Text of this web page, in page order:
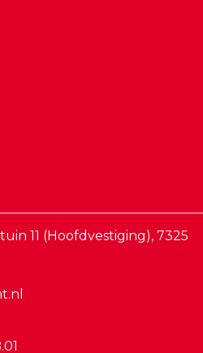
11 (Hoofdvestiging), 7325